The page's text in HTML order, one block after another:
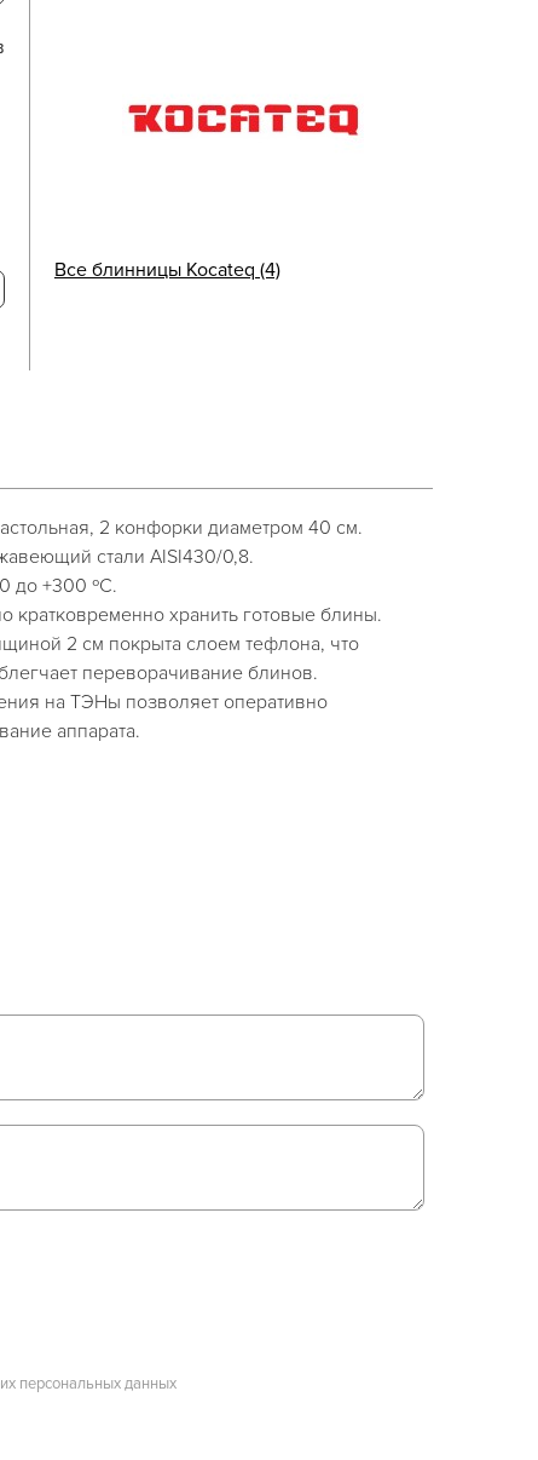
Все блинницы Kocateq (4)
2 конфорки диаметром 40 см.
стали AISI430/0,8.
до +300 ºС.
хранить готовые блины.
2 см покрыта слоем тефлона, что
переворачивание блинов.
на ТЭНы позволяет оперативно
аппарата.
персональных данных